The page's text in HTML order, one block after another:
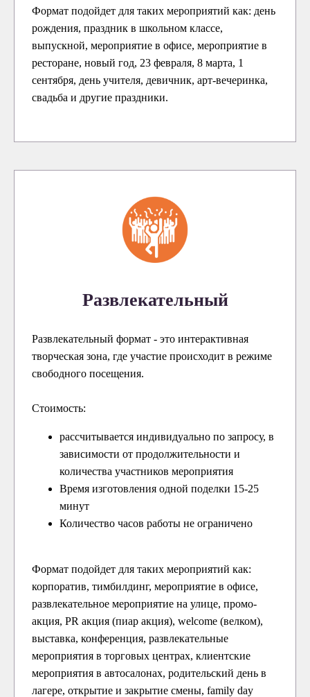
Формат подойдет для таких мероприятий как: день
рождения, праздник в школьном классе,
выпускной, мероприятие в офисе, мероприятие в
ресторане, новый год, 23 февраля, 8 марта, 1
сентября, день учителя, девичник, арт-вечеринка,
свадьба и другие праздники.
Развлекательный
Развлекательный формат - это интерактивная
творческая зона, где участие происходит в режиме
свободного посещения.
Стоимость:
рассчитывается индивидуально по запросу, в
зависимости от продолжительности и
количества участников мероприятия
Время изготовления одной поделки 15-25
минут
Количество часов работы не ограничено
Формат подойдет для таких мероприятий как:
корпоратив, тимбилдинг, мероприятие в офисе,
развлекательное мероприятие на улице, промо-
акция, PR акция (пиар акция), welcome (велком),
выставка, конференция, развлекательные
мероприятия в торговых центрах, клиентские
мероприятия в автосалонах, родительский день в
лагере, открытие и закрытие смены, family day